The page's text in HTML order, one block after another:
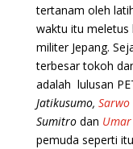
tertanam oleh
waktu itu meletus
militer Jepang.
terbesar tokoh
adalah lulusan
Jatikusumo, Sarwo
Sumitro dan
pemuda seperti